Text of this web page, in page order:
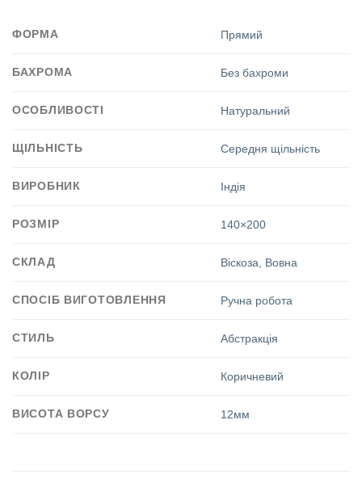
ФОРМА Прямий
БАХРОМА Без бахроми
ОСОБЛИВОСТІ Натуральний
ЩІЛЬНІСТЬ Середня щільність
ВИРОБНИК Індія
РОЗМІР 140×200
СКЛАД Віскоза Вовна
СПОСІБ ВИГОТОВЛЕННЯ Ручна робота
СТИЛЬ Абстракція
КОЛІР Коричневий
ВИСОТА ВОРСУ 12мм